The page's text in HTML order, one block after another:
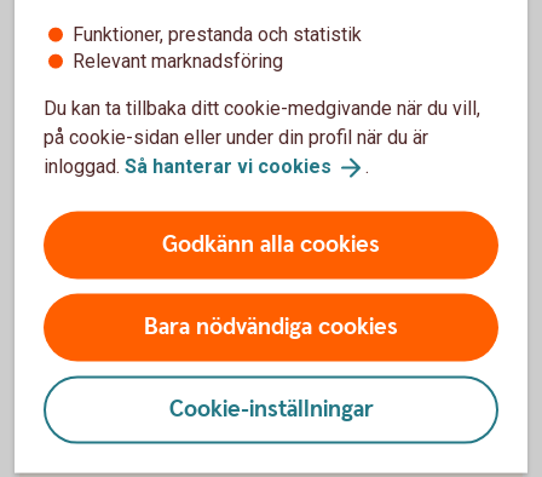
När slutar den tidigare ägarens försäkring att
gälla?
Om man övningskör och olyckan är framme,
täcker bilförsäkringen då?
Gäller bilförsäkringen utanför Sverige?
Täcker försäkringen viltolyckor?
Vilka bilar har en vagnskadegaranti?
Funktioner, prestanda och statistik
Relevant marknadsföring
Du kan ta tillbaka ditt cookie-medgivande när du vill,
på cookie-sidan eller under din profil när du är
inloggad. Så hanterar vi cookies .
Godkänn alla cookies
Bara nödvändiga cookies
Cookie-inställningar